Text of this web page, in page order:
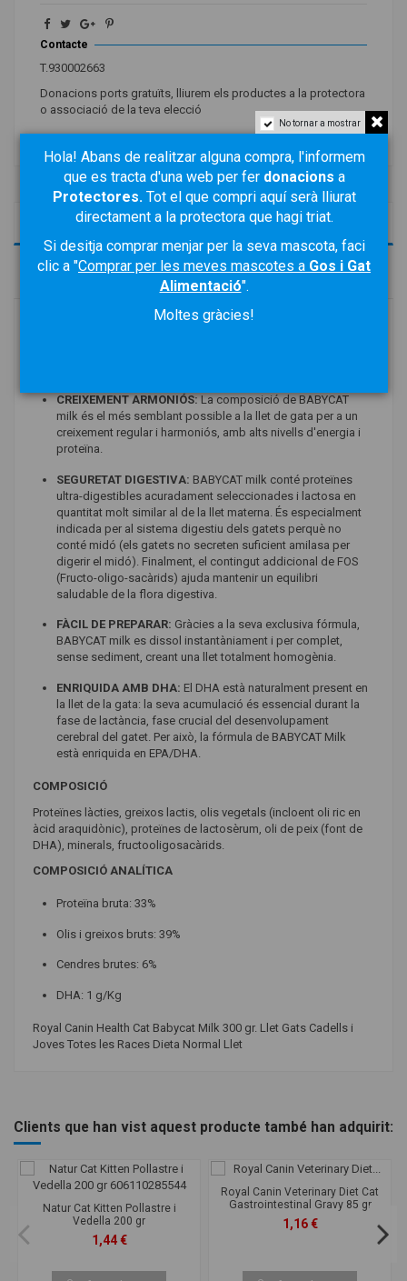
Contacte
T.930002663
Donacions ports gratuïts, lliurem els productes a la protectora
o associació de la teva elecció
Descripció
Detalls del producte
Aliment d'alta gamma especialment indicat per a gatets (de 2 a
CREIXEMENT ARMONIÓS:La composició de BABYCAT
milk és el més semblant possible a la llet de gata per a un
creixement regular i harmoniós, amb alts nivells d'energia i
proteïna.
SEGURETAT DIGESTIVA: BABYCAT milk conté proteïnes
ultra-digestibles acuradament seleccionades i lactosa en
quantitat molt similar al de la llet materna. És especialment
indicada per al sistema digestiu dels gatets perquè no
conté midó (els gatets no secreten suficient amilasa per
digerir el midó). Finalment, el contingut addicional de FOS
(Fructo-oligo-sacàrids) ajuda mantenir un equilibri
saludable de la flora digestiva.
FÀCIL DE PREPARAR: Gràcies a la seva exclusiva fórmula,
BABYCAT milk es dissol instantàniament i per complet,
sense sediment, creant una llet totalment homogènia.
ENRIQUIDA AMB DHA: El DHA està naturalment present en
la llet de la gata: la seva acumulació és essencial durant la
fase de lactància, fase crucial del desenvolupament
cerebral del gatet. Per això, la fórmula de BABYCAT Milk
està enriquida en EPA/DHA.
COMPOSICIÓ
Proteïnes làcties, greixos lactis, olis vegetals (incloent oli ric en
àcid araquidònic), proteïnes de lactosèrum, oli de peix (font de
DHA), minerals, fructooligosacàrids.
COMPOSICIÓ ANALÍTICA
Proteïna bruta: 33%
Olis i greixos bruts: 39%
Cendres brutes: 6%
DHA: 1 g/Kg
Royal Canin Health Cat Babycat Milk 300 gr. Llet Gats Cadells i
Joves Totes les Races Dieta Normal Llet
Edat Cadells
Marca Royal Canin Health Cat
En estoc 499995 Elements
Clients que han vist aquest producte també han adquirit:
Natur Cat Kitten Pollastre i
Vedella 200 gr
1,44 €
Royal Canin Veterinary Diet Cat
Gastrointestinal Gravy 85 gr
1,16 €
No tornar a mostrar
Hola! Abans de realitzar alguna compra, l'informem
que es tracta d'una web per fer donacions a
Protectores. Tot el que compri aquí serà lliurat
directament a la protectora que hagi triat.
Si desitja comprar menjar per la seva mascota, faci
clic a "Comprar per les meves mascotes a Gos i Gat
Alimentació".
Moltes gràcies!